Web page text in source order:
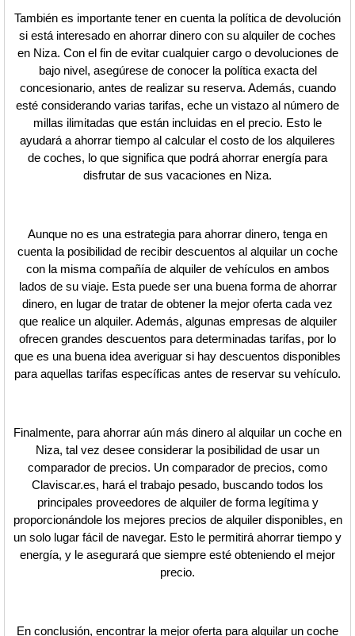
También es importante tener en cuenta la política de devolución
si está interesado en ahorrar dinero con su alquiler de coches
en Niza. Con el fin de evitar cualquier cargo o devoluciones de
bajo nivel, asegúrese de conocer la política exacta del
concesionario, antes de realizar su reserva. Además, cuando
esté considerando varias tarifas, eche un vistazo al número de
millas ilimitadas que están incluidas en el precio. Esto le
ayudará a ahorrar tiempo al calcular el costo de los alquileres
de coches, lo que significa que podrá ahorrar energía para
disfrutar de sus vacaciones en Niza.
Aunque no es una estrategia para ahorrar dinero, tenga en
cuenta la posibilidad de recibir descuentos al alquilar un coche
con la misma compañía de alquiler de vehículos en ambos
lados de su viaje. Esta puede ser una buena forma de ahorrar
dinero, en lugar de tratar de obtener la mejor oferta cada vez
que realice un alquiler. Además, algunas empresas de alquiler
ofrecen grandes descuentos para determinadas tarifas, por lo
que es una buena idea averiguar si hay descuentos disponibles
para aquellas tarifas específicas antes de reservar su vehículo.
Finalmente, para ahorrar aún más dinero al alquilar un coche en
Niza, tal vez desee considerar la posibilidad de usar un
comparador de precios. Un comparador de precios, como
Claviscar.es, hará el trabajo pesado, buscando todos los
principales proveedores de alquiler de forma legítima y
proporcionándole los mejores precios de alquiler disponibles, en
un solo lugar fácil de navegar. Esto le permitirá ahorrar tiempo y
energía, y le asegurará que siempre esté obteniendo el mejor
precio.
En conclusión, encontrar la mejor oferta para alquilar un coche